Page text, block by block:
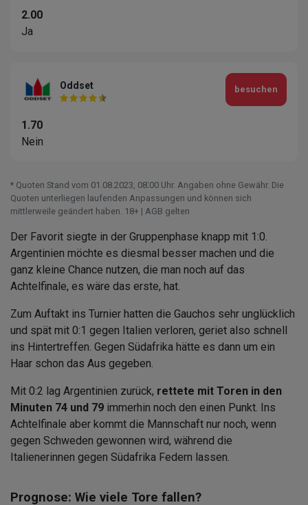
2.00
Ja
Oddset
1.70
Nein
besuchen
* Quoten Stand vom 01.08.2023‚ 08⁚00 Uhr. Angaben ohne Gewähr. Die
Quoten unterliegen laufenden Anpassungen und können sich
mittlerweile geändert haben. 18+ | AGB gelten
Der Favorit siegte in der Gruppenphase knapp mit 1:0.
Argentinien möchte es diesmal besser machen und die
ganz kleine Chance nutzen, die man noch auf das
Achtelfinale, es wäre das erste, hat.
Zum Auftakt ins Turnier hatten die Gauchos sehr unglücklich
und spät mit 0:1 gegen Italien verloren, geriet also schnell
ins Hintertreffen. Gegen Südafrika hätte es dann um ein
Haar schon das Aus gegeben.
Mit 0:2 lag Argentinien zurück, rettete mit Toren in den
Minuten 74 und 79 immerhin noch den einen Punkt. Ins
Achtelfinale aber kommt die Mannschaft nur noch, wenn
gegen Schweden gewonnen wird, während die
Italienerinnen gegen Südafrika Federn lassen.
Prognose: Wie viele Tore fallen?